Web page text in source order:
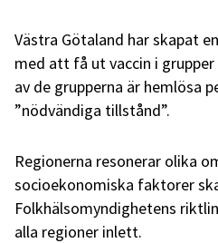
Västra Götaland har skapat
med att få ut vaccin i
av de grupperna är hemlösa
”nödvändiga tillstånd”.
Regionerna resonerar olika
socioekonomiska faktorer
Folkhälsomyndighetens
alla regioner inlett.